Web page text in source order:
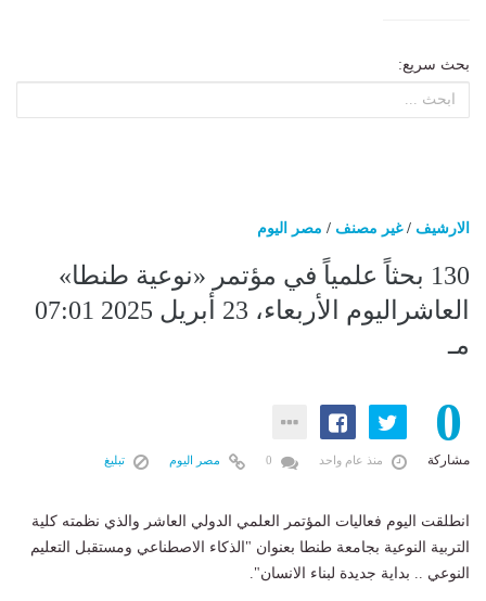
بحث سريع:
الارشيف /غير مصنف / مصر اليوم
130 بحثاً علمياً في مؤتمر «نوعية طنطا»
العاشراليوم الأربعاء، 23 أبريل 2025 07:01
مـ
0
مشاركة منذ عام واحد مصر اليوم تبليغ
انطلقت اليوم فعاليات المؤتمر العلمي الدولي العاشر والذي نظمته كلية
التربية النوعية بجامعة طنطا بعنوان "الذكاء الاصطناعي ومستقبل التعليم
النوعي .. بداية جديدة لبناء الانسان".